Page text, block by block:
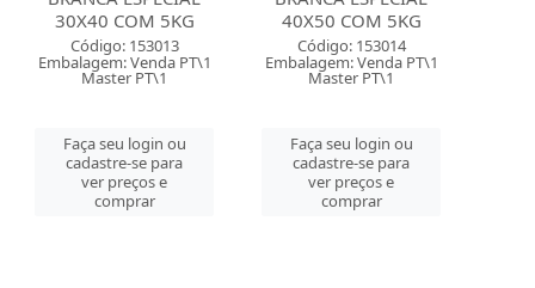
30X40 COM 5KG
Código: 153013
Embalagem: Venda PT\1
Master PT\1
Faça seu login ou
cadastre-se para
ver preços e
comprar
40X50 COM 5KG
Código: 153014
Embalagem: Venda PT\1
Master PT\1
Faça seu login ou
cadastre-se para
ver preços e
comprar